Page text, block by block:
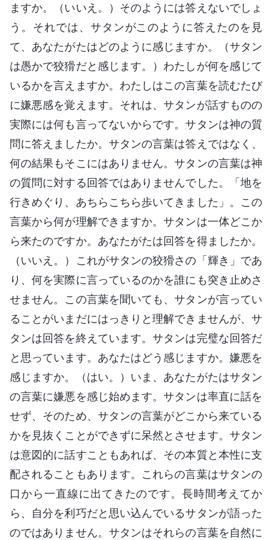
ますか。（いいえ。）そのようには答えないでしょ
う。それでは、サタンがこのように答えたのを見
て、あなたがたはどのように感じますか。（サタン
は愚かで狡猾だと感じます。）わたしが何を感じて
いるかを言えますか。わたしはこの言葉を読むたび
に嫌悪感を覚えます。それは、サタンが話すものの
実際には何も言ってないからです。サタンは神の質
問に答えましたか。サタンの言葉は答えではなく、
何の結果もそこにはありません。サタンの言葉は神
の質問に対する回答ではありませんでした。「地を
行きめぐり、あちらこちら歩いてきました」。この
言葉から何が理解できますか。サタンは一体どこか
ら来たのですか。あなたがたは回答を得ましたか。
（いいえ。）これがサタンの狡猾さの「輝き」であ
り、何を実際に言っているのかを誰にも突き止めさ
せません。この言葉を聞いても、サタンが言ってい
ることがいまだにはっきりと理解できませんが、サ
タンは回答を終えています。サタンは完璧な回答だ
と思っています。あなたはどう感じますか。嫌悪を
感じますか。（はい。）いま、あなたがたはサタン
の言葉に嫌悪を感じ始めます。サタンは率直に話を
せず、そのため、サタンの言葉がどこから来ている
かを見抜くことができずに呆然とさせます。サタン
は意図的に話すこともあれば、その本質と本性に支
配されることもあります。これらの言葉はサタンの
口から一直線に出てきたのです。長時間考えてか
ら、自分を利巧だと思い込んでいるサタンが語った
のではありません。サタンはそれらの言葉を自然に